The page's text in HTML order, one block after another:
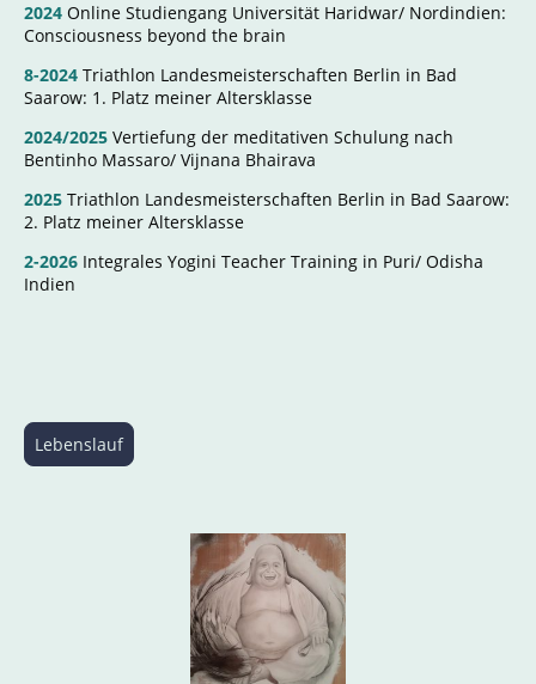
2024 Online Studiengang Universität Haridwar/ Nordindien:
Consciousness beyond the brain
8-2024 Triathlon Landesmeisterschaften Berlin in Bad
Saarow: 1. Platz meiner Altersklasse
2024/2025 Vertiefung der meditativen Schulung nach
Bentinho Massaro/ Vijnana Bhairava
2025 Triathlon Landesmeisterschaften Berlin in Bad Saarow:
2. Platz meiner Altersklasse
2-2026 Integrales Yogini Teacher Training in Puri/ Odisha
Indien
Lebenslauf